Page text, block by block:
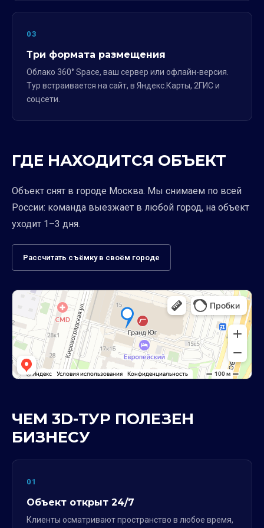
03
Три формата размещения
Облако 360° Space, ваш сервер или офлайн-версия.
Тур встраивается на сайт, в Яндекс.Карты, 2ГИС и
соцсети.
ГДЕ НАХОДИТСЯ ОБЪЕКТ
Объект снят в городе Москва. Мы снимаем по всей
России: команда выезжает в любой город, на объект
уходит 1–3 дня.
Рассчитать съёмку в своём городе
ЧЕМ 3D-ТУР ПОЛЕЗЕН
БИЗНЕСУ
01
Объект открыт 24/7
Клиенты осматривают пространство в любое время,